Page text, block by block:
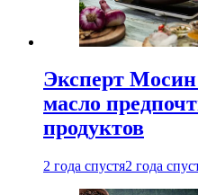
Эксперт Мосин
масло
продуктов
2 года спустя2 года